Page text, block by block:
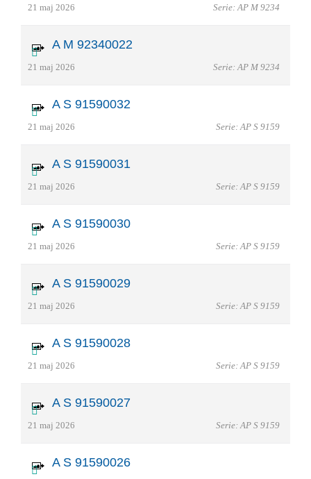
21 maj 2026 Serie: AP M 9234
A M 92340022
21 maj 2026 Serie: AP M 9234
A S 91590032
21 maj 2026 Serie: AP S 9159
A S 91590031
21 maj 2026 Serie: AP S 9159
A S 91590030
21 maj 2026 Serie: AP S 9159
A S 91590029
21 maj 2026 Serie: AP S 9159
A S 91590028
21 maj 2026 Serie: AP S 9159
A S 91590027
21 maj 2026 Serie: AP S 9159
A S 91590026